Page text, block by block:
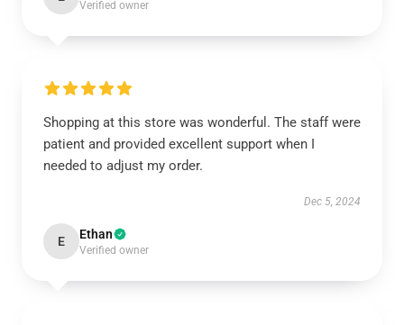
Verified owner
Shopping at this store was wonderful. The staff were
patient and provided excellent support when I
needed to adjust my order.
Dec 5, 2024
E Ethan
Verified owner